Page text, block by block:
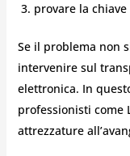
provare la
Se il problema non
intervenire sul
elettronica. In
professionisti come
attrezzature